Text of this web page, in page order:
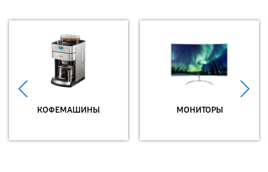
КОФЕМАШИНЫ МОНИТОРЫ